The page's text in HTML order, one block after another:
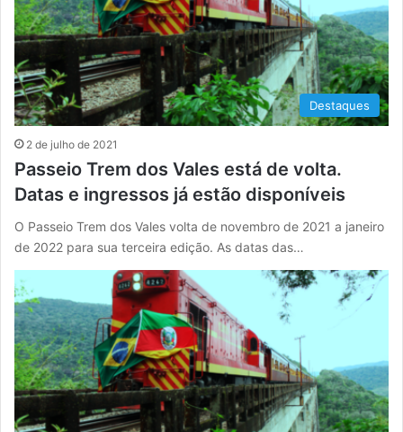
Destaques
2 de julho de 2021
Passeio Trem dos Vales está de volta.
Datas e ingressos já estão disponíveis
O Passeio Trem dos Vales volta de novembro de 2021 a janeiro
de 2022 para sua terceira edição. As datas das…